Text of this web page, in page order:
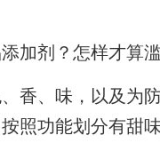
剂？怎样才算滥
、味，以及为
照功能划分有甜